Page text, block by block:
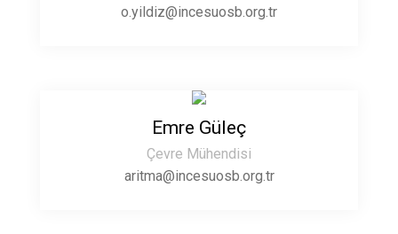
o.yildiz@incesuosb.org.tr
Emre Güleç
Çevre Mühendisi
aritma@incesuosb.org.tr